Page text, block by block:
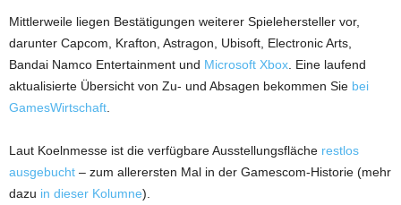
Mittlerweile liegen Bestätigungen weiterer Spielehersteller vor,
darunter Capcom, Krafton, Astragon, Ubisoft, Electronic Arts,
Bandai Namco Entertainment und Microsoft Xbox . Eine laufend
aktualisierte Übersicht von Zu- und Absagen bekommen Sie bei
GamesWirtschaft
Laut Koelnmesse ist die verfügbare Ausstellungsfläche restlos
ausgebucht – zum allerersten Mal in der Gamescom-Historie (mehr
dazu in dieser Kolumne).